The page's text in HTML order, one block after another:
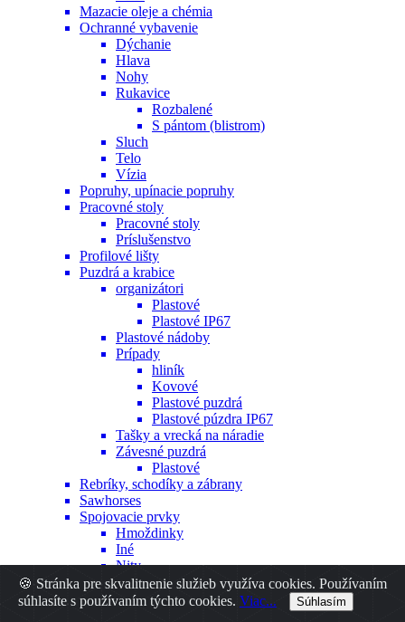
🍪 Stránka pre skvalitnenie služieb využíva cookies. Používaním
súhlasíte s používaním týchto cookies. Viac... Súhlasím
Mazacie oleje a chémia
Ochranné vybavenie
Dýchanie
Hlava
Nohy
Rukavice
Rozbalené
S pántom (blistrom)
Sluch
Telo
Vízia
Popruhy, upínacie popruhy
Pracovné stoly
Pracovné stoly
Príslušenstvo
Profilové lišty
Puzdrá a krabice
organizátori
Plastové
Plastové IP67
Plastové nádoby
Prípady
hliník
Kovové
Plastové puzdrá
Plastové púzdra IP67
Tašky a vrecká na náradie
Závesné puzdrá
Plastové
Rebríky, schodíky a zábrany
Sawhorses
Spojovacie prvky
Hmoždinky
Iné
Nity
Skrutky
Špendlíky a orechy